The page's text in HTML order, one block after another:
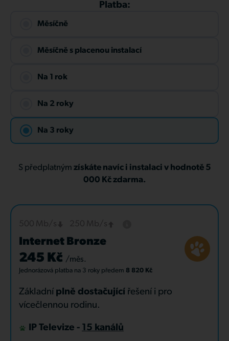
Platba:
Měsíčně
Měsíčně s placenou instalací
Na 1 rok
Na 2 roky
Na 3 roky
S předplatným získáte navíc i instalaci v hodnotě 5
000 Kč zdarma.
Internet Bronze
245 Kč /měs.
Jednorázová platba na 3 roky předem 8 820 Kč
Základní plně dostačující řešení i pro
vícečlennou rodinu.
IP Televize - 15 kanálů